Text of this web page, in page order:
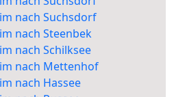
nach Suchsdorf
nach Steenbek
nach Schilksee
nach Mettenhof
nach Hassee